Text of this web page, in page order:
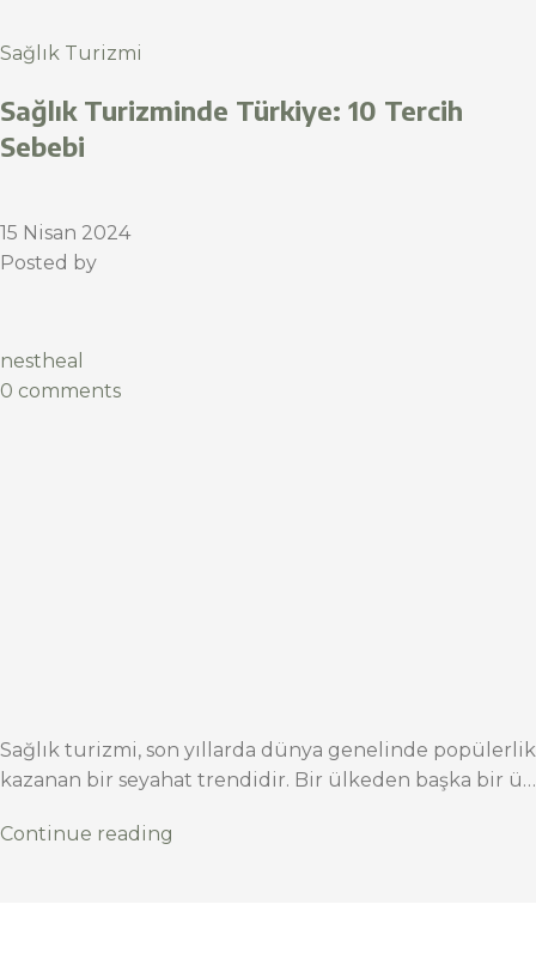
Sağlık Turizmi
Sağlık Turizminde Türkiye: 10 Tercih
Sebebi
15 Nisan 2024
Posted by
nestheal
0 comments
Sağlık turizmi, son yıllarda dünya genelinde popülerlik
kazanan bir seyahat trendidir. Bir ülkeden başka bir ü…
Continue reading